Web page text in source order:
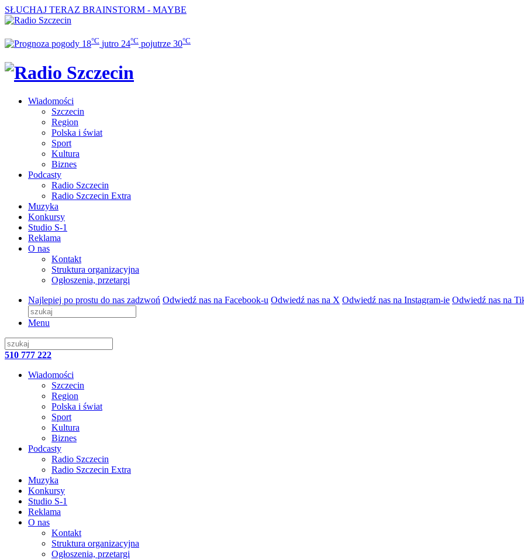
SŁUCHAJ TERAZ BRAINSTORM - MAYBE
18°C jutro 24°C pojutrze 30°C
Wiadomości
Szczecin
Region
Polska i świat
Sport
Kultura
Biznes
Podcasty
Radio Szczecin
Radio Szczecin Extra
Muzyka
Konkursy
Studio S-1
Reklama
O nas
Kontakt
Struktura organizacyjna
Ogłoszenia, przetargi
Najlepiej po prostu do nas zadzwoń Odwiedź nas na Facebook-u Odwiedź nas na X Odwiedź nas na Instagram-ie Odwiedź nas na
Menu
510 777 222
Wiadomości
Szczecin
Region
Polska i świat
Sport
Kultura
Biznes
Podcasty
Radio Szczecin
Radio Szczecin Extra
Muzyka
Konkursy
Studio S-1
Reklama
O nas
Kontakt
Struktura organizacyjna
Ogłoszenia, przetargi